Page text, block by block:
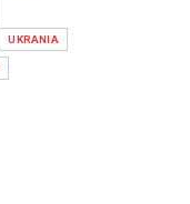
UKRANIA